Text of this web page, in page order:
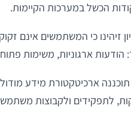
הכשל במערכות הקיימות.
זיהינו כי המשתמשים אינם
הודעות ארגוניות, משימות
ארכיטקטורת מידע
לתפקידים ולקבוצות